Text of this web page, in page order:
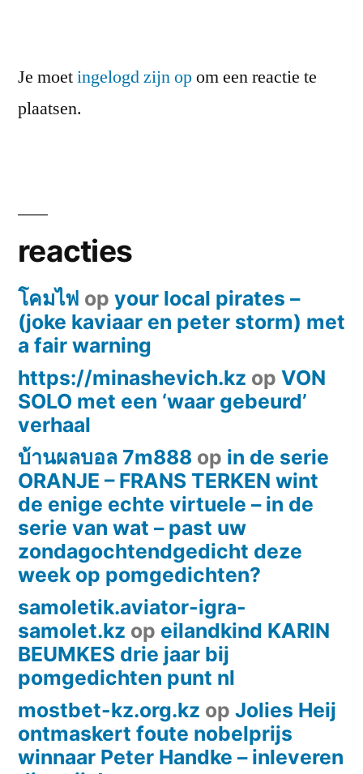
Je moetingelogd zijn opom een reactie te
plaatsen.
reacties
โคมไฟ op your local pirates –
(joke kaviaar en peter storm) met
a fair warning
https://minashevich.kz op VON
SOLO met een ‘waar gebeurd’
verhaal
บ้านผลบอล 7m888 op in de serie
ORANJE – FRANS TERKEN wint
de enige echte virtuele – in de
serie van wat – past uw
zondagochtendgedicht deze
week op pomgedichten?
samoletik.aviator-igra-
samolet.kz op eilandkind KARIN
BEUMKES drie jaar bij
pomgedichten punt nl
mostbet-kz.org.kz op Jolies Heij
ontmaskert foute nobelprijs
winnaar Peter Handke – inleveren